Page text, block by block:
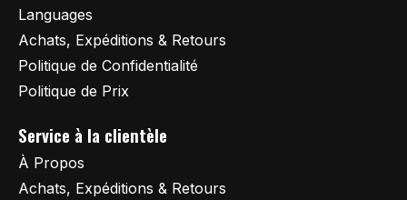
Languages
Achats, Expéditions & Retours
Politique de Confidentialité
Politique de Prix
Service à la clientèle
À Propos
Achats, Expéditions & Retours